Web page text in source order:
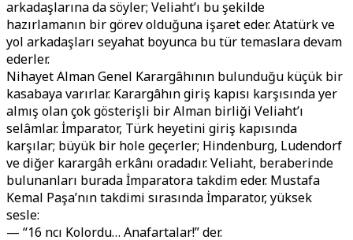
arkadaşlarına da söyler; Veliaht’ı bu şekilde
hazırlamanın bir görev olduğuna işaret eder. Atatürk ve
yol arkadaşları seyahat boyunca bu tür temaslara devam
ederler.
Nihayet Alman Genel Karargâhının bulunduğu küçük bir
kasabaya varırlar. Karargâhın giriş kapısı karşısında yer
almış olan çok gösterişli bir Alman birliği Veliaht’ı
selâmlar. İmparator, Türk heyetini giriş kapısında
karşılar; büyük bir hole geçerler; Hindenburg, Ludendorf
ve diğer karargâh erkânı oradadır. Veliaht, beraberinde
bulunanları burada İmparatora takdim eder. Mustafa
Kemal Paşa’nın takdimi sırasında İmparator, yüksek
sesle:
— “16 ncı Kolordu… Anafartalar!” der.